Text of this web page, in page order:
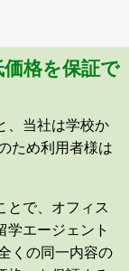
格を保証で
、当社は学校か
ため利用者様は
とで、オフィス
学エージェント
くの同一内容の